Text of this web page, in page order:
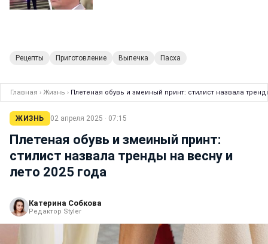
Рецепты Приготовление Выпечка Пасха
Главная › Жизнь › Плетеная обувь и змеиный принт: стилист назвала
ЖИЗНЬ 02 апреля 2025 · 07:15
Плетеная обувь и змеиный принт:
стилист назвала тренды на весну и
лето 2025 года
Катерина Собкова
Редактор Styler